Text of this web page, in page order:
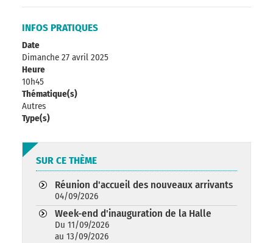
INFOS PRATIQUES
Date
Dimanche 27 avril 2025
Heure
10h45
Thématique(s)
Autres
Type(s)
SUR CE THÈME
Réunion d'accueil des nouveaux arrivants
04/09/2026
Week-end d'inauguration de la Halle
Du 11/09/2026
au 13/09/2026